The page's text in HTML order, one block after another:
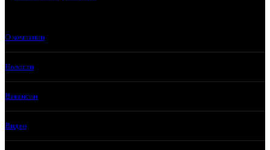
О компании
Новости
Вакансии
Видео